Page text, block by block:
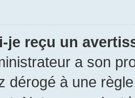
je reçu un
a son
dérogé à une